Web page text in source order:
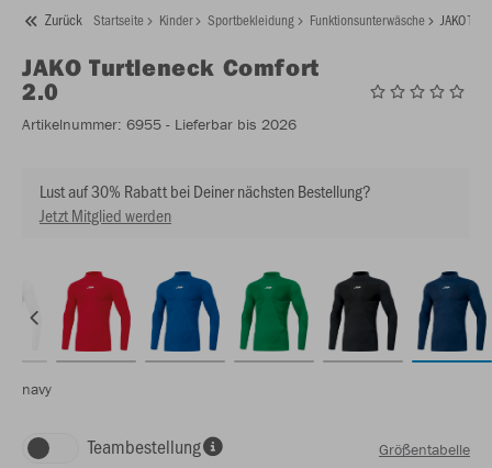
Zurück Startseite Kinder Sportbekleidung Funktionsunterwäsche JAKO
JAKO Turtleneck Comfort
2.0
Artikelnummer: 6955 - Lieferbar bis 2026
Lust auf 30% Rabatt bei Deiner nächsten Bestellung?
Jetzt Mitglied werden
navy
Teambestellung Größentabelle